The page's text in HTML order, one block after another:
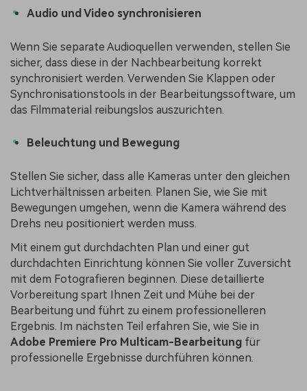
Audio und Video synchronisieren
Wenn Sie separate Audioquellen verwenden, stellen Sie
sicher, dass diese in der Nachbearbeitung korrekt
synchronisiert werden. Verwenden Sie Klappen oder
Synchronisationstools in der Bearbeitungssoftware, um
das Filmmaterial reibungslos auszurichten.
Beleuchtung und Bewegung
Stellen Sie sicher, dass alle Kameras unter den gleichen
Lichtverhältnissen arbeiten. Planen Sie, wie Sie mit
Bewegungen umgehen, wenn die Kamera während des
Drehs neu positioniert werden muss.
Mit einem gut durchdachten Plan und einer gut
durchdachten Einrichtung können Sie voller Zuversicht
mit dem Fotografieren beginnen. Diese detaillierte
Vorbereitung spart Ihnen Zeit und Mühe bei der
Bearbeitung und führt zu einem professionelleren
Ergebnis. Im nächsten Teil erfahren Sie, wie Sie in
Adobe Premiere Pro Multicam-Bearbeitung für
professionelle Ergebnisse durchführen können.